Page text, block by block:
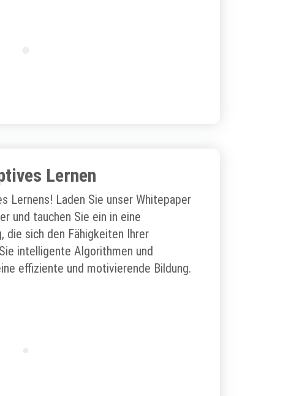
Lernen
Lernens! Laden Sie unser Whitepaper
und tauchen Sie ein in eine
die sich den Fähigkeiten Ihrer
intelligente Algorithmen und
effiziente und motivierende Bildung.